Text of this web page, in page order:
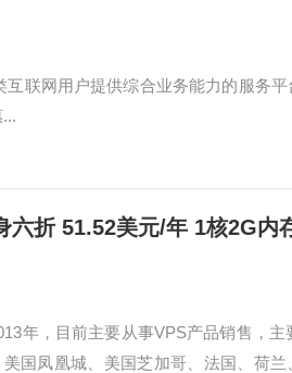
联网用户提供综合业务能力的服务
折 51.52美元/年 1核2G内
年，目前主要从事VPS产品销售，主
国凤凰城、美国芝加哥、法国、荷